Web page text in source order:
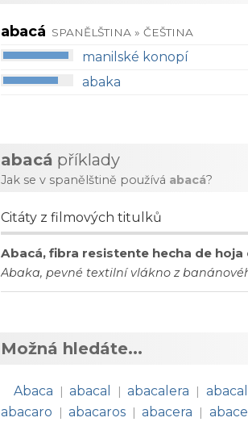
abacá SPANĚLŠTINA » ČEŠTINA
manilské konopí
abaka
abacá příklady
Jak se v spanělštině používá abacá?
Citáty z filmových titulků
Abacá, fibra resistente hecha de
Abaka, pevné textilní vlákno z
Možná hledáte...
Abaca | abacal | abacalera |
abacaro
| abacaros | abacera |